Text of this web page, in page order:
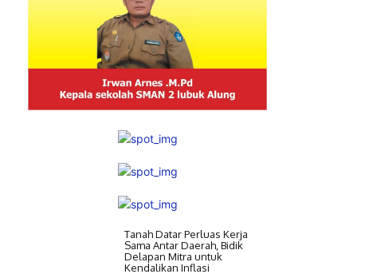
Tanah Datar Perluas Kerja
Sama Antar Daerah, Bidik
Delapan Mitra untuk
Kendalikan Inflasi